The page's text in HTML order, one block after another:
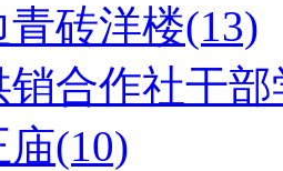
砖洋楼(13)
合作社干
(10)